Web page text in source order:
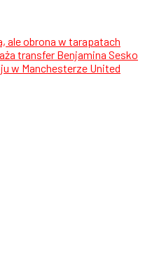
ale obrona w tarapatach
transfer Benjamina Sesko
w Manchesterze United